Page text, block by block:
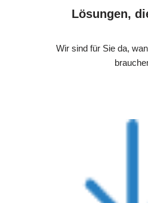
Lösungen,
Wir sind für Sie da,